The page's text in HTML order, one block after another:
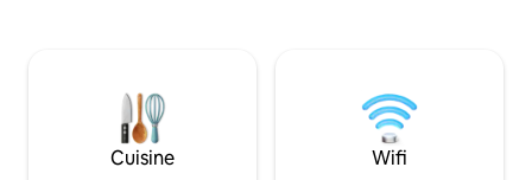
Allerthorpe Common. York est à
20 minutes en voiture. Country Houses,
Sledmere, Castle Howard et
Burton Agnes se trouvent tous à moins
Allerthorpe est à
Pocklington. À
quartier
explorer York, le
Cuisine Wifi